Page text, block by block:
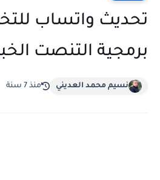
تحديث واتساب
برمجية التنصت
نسيم محمد العديني منذ 7 سنة